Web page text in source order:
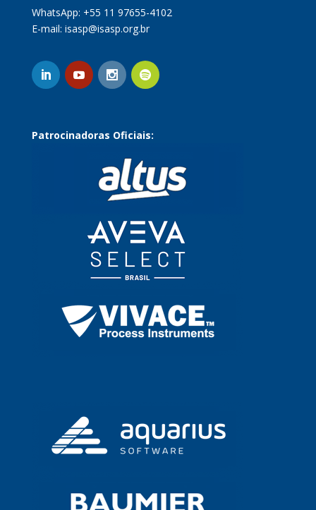
WhatsApp: +55 11 97655-4102
E-mail: isasp@isasp.org.br
Patrocinadoras Oficiais: